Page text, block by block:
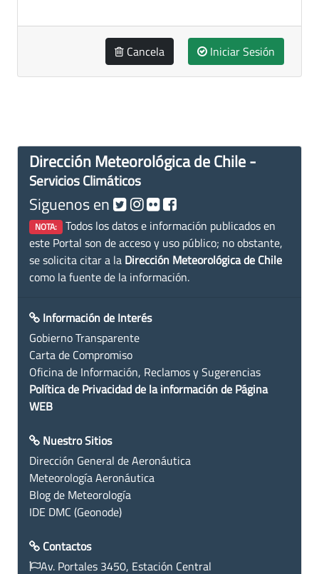
Cancela Iniciar Sesión
Dirección Meteorológica de Chile -
Servicios Climáticos
Siguenos en
NOTA: Todos los datos e información publicados en
este Portal son de acceso y uso público; no obstante,
se solicita citar a la Dirección Meteorológica de Chile
como la fuente de la información.
Información de Interés
Gobierno Transparente
Carta de Compromiso
Oficina de Información, Reclamos y Sugerencias
Política de Privacidad de la información de Página
WEB
Nuestro Sitios
Dirección General de Aeronáutica
Meteorología Aeronáutica
Blog de Meteorología
IDE DMC (Geonode)
Contactos
Av. Portales 3450, Estación Central